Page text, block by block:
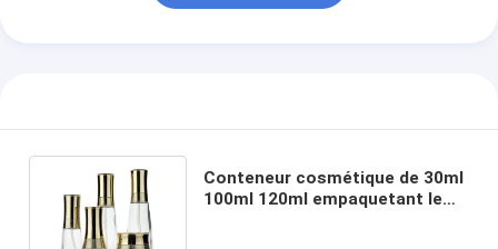
Conteneur cosmétique de 30ml
100ml 120ml empaquetant le